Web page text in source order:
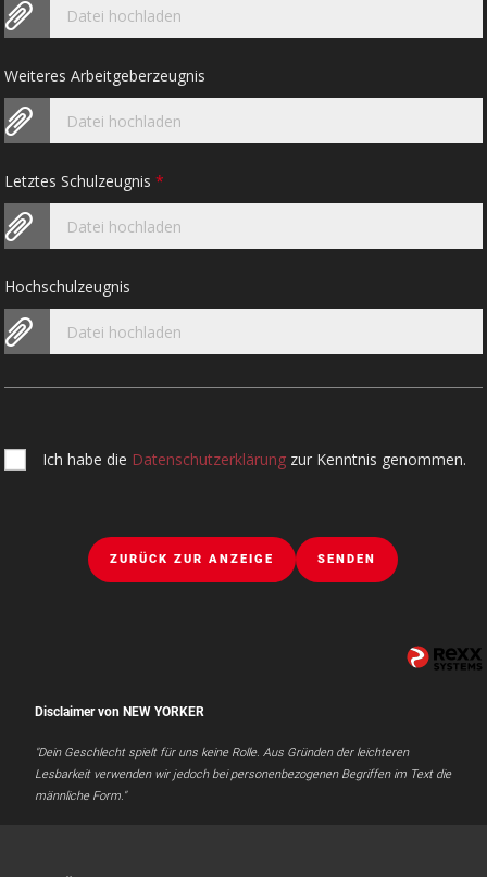
Datei hochladen
Weiteres Arbeitgeberzeugnis
Datei hochladen
Letztes Schulzeugnis*
Datei hochladen
Hochschulzeugnis
Datei hochladen
Ich habe die Datenschutzerklärung zur Kenntnis genommen.
ZURÜCK ZUR ANZEIGE SENDEN
Disclaimer von NEW YORKER
"Dein Geschlecht spielt für uns keine Rolle. Aus Gründen der leichteren
Lesbarkeit verwenden wir jedoch bei personenbezogenen Begriffen im Text die
männliche Form."